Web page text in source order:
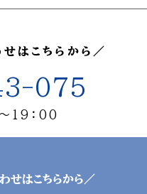
はこちらから／
075
19：00
せはこちらから／